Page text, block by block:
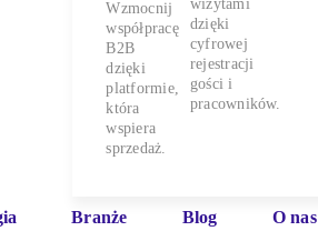
Wzmocnij
współpracę
B2B
dzięki
platformie,
która
wspiera
sprzedaż.
wizytami
dzięki
cyfrowej
rejestracji
gości i
pracowników.
Branże Blog O nas